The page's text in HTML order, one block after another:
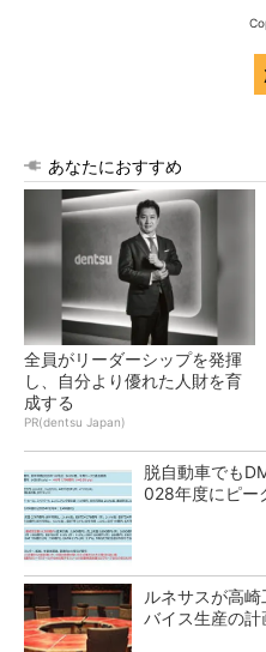
あなたにおすすめ
全員がリーダーシップを発揮
し、自分より優れた人財を育
成する
PR(dentsu Japan)
脱自動車でも
028年度にピー
ルネサスが高
バイス生産の計